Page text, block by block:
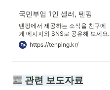
국민부업 1인 셀러, 텐핑
텐핑에서 제공하는 소식을 친구에
게 메시지와 SNS로 공유해 보세요.
친구가 소식을 클릭하고 다른 친구
에게 공유하면 최초 공유자 및 단계
https://tenping.kr/
관련 보도자료